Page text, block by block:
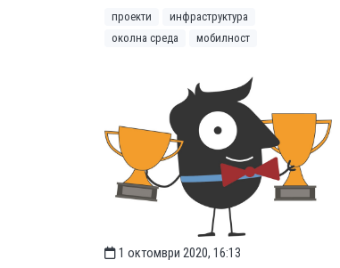
проекти
инфраструктура
околна среда
мобилност
1 октомври 2020, 16:13